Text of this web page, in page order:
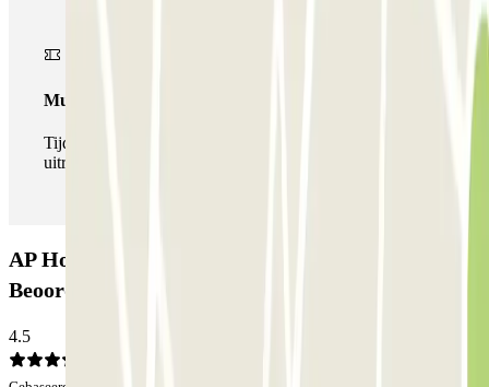
Multipass
Tijdens je verblijf kun je de parkeerplaats zo vaak in- en
uitrijden als je wilt.
AP Hotel & Parking Madrid Aeropuerto T1-T2:
Beoordelingen
4.5